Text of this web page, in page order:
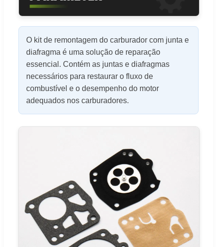
O kit de remontagem do carburador com junta e
diafragma é uma solução de reparação
essencial. Contém as juntas e diafragmas
necessários para restaurar o fluxo de
combustível e o desempenho do motor
adequados nos carburadores.